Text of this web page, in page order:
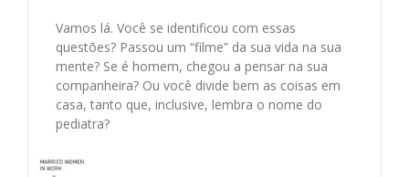
Vamos lá. Você se identificou com essas
questões? Passou um “filme” da sua vida na sua
mente? Se é homem, chegou a pensar na sua
companheira? Ou você divide bem as coisas em
casa, tanto que, inclusive, lembra o nome do
pediatra?